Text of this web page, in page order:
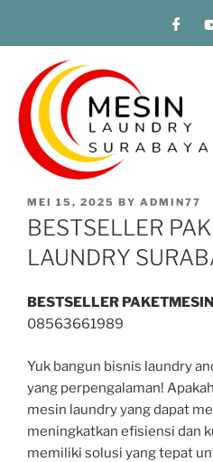
MEI 15, 2025 BY ADMIN77
BESTSELLER
LAUNDRY
BESTSELLER
08563661989
Yuk bangun bisnis laundry
yang perpengalaman!
mesin laundry yang dapat
meningkatkan efisiensi dan
memiliki solusi yang tepat